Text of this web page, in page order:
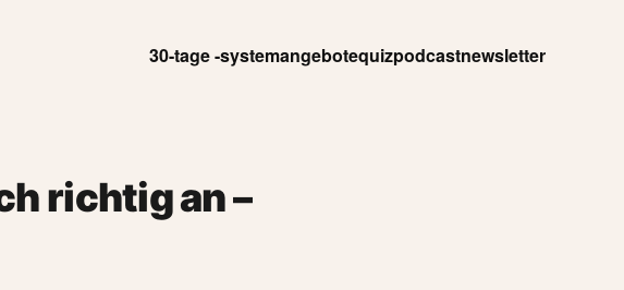
30-tage -systemangebotequizpodcastnewsletter
richtig an –